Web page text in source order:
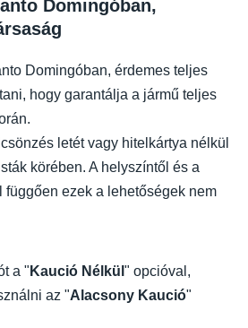
Domingóban,
Domingóban, érdemes teljes
hogy garantálja a jármű teljes
letét vagy hitelkártya nélkül
körében. A helyszíntől és a
függően ezek a lehetőségek nem
a " Kaució Nélkül " opcióval,
az "Alacsony Kaució"